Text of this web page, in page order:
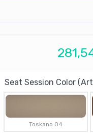
Seat Session Color
Toskano 04